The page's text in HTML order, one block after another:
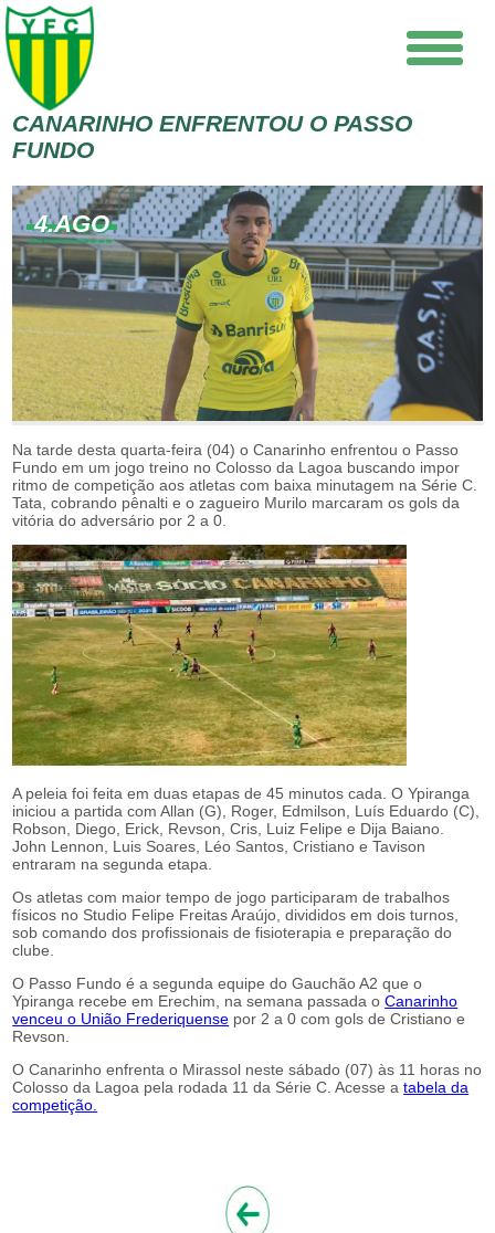
CANARINHO ENFRENTOU O PASSO
FUNDO
4.AGO
Na tarde desta quarta-feira (04) o Canarinho enfrentou o Passo
Fundo em um jogo treino no Colosso da Lagoa buscando impor
ritmo de competição aos atletas com baixa minutagem na Série C.
Tata, cobrando pênalti e o zagueiro Murilo marcaram os gols da
vitória do adversário por 2 a 0.
A peleia foi feita em duas etapas de 45 minutos cada. O Ypiranga
iniciou a partida com Allan (G), Roger, Edmilson, Luís Eduardo (C),
Robson, Diego, Erick, Revson, Cris, Luiz Felipe e Dija Baiano.
John Lennon, Luis Soares, Léo Santos, Cristiano e Tavison
entraram na segunda etapa.
Os atletas com maior tempo de jogo participaram de trabalhos
físicos no Studio Felipe Freitas Araújo, divididos em dois turnos,
sob comando dos profissionais de fisioterapia e preparação do
clube.
O Passo Fundo é a segunda equipe do Gauchão A2 que o
Ypiranga recebe em Erechim, na semana passada oCanarinho
venceu o União Frederiquense por 2 a 0 com gols de Cristiano e
Revson.
O Canarinho enfrenta o Mirassol neste sábado (07) às 11 horas no
Colosso da Lagoa pela rodada 11 da Série C. Acesse atabela da
competição.